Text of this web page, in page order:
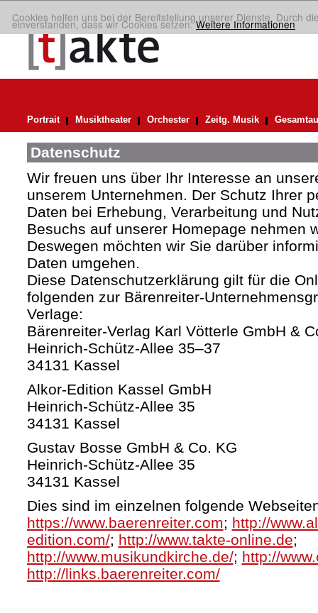
Cookies helfen uns bei der Bereitstellung unserer Dienste. Durch
einverstanden, dass wir Cookies setzen.Weitere Informationen
Portrait Musiktheater Orchester Zeitg. Musik
Datenschutz
Wir freuen uns über Ihr Interesse an
unserem Unternehmen. Der Schutz Ihrer
Daten bei Erhebung, Verarbeitung und
Besuchs auf unserer Homepage nehmen
Deswegen möchten wir Sie darüber
Daten umgehen.
Diese Datenschutzerklärung gilt für die
folgenden zur Bärenreiter-
Verlage:
Bärenreiter-Verlag Karl Vötterle GmbH &
Heinrich-Schütz-Allee 35–37
34131 Kassel
Alkor-Edition Kassel GmbH
Heinrich-Schütz-Allee 35
34131 Kassel
Gustav Bosse GmbH & Co. KG
Heinrich-Schütz-Allee 35
34131 Kassel
Dies sind im einzelnen folgende
https://www.baerenreiter.com; http://
edition.com/; http://www.takte-online.de;
http://www.musikundkirche.de/; http://
http://links.baerenreiter.com/